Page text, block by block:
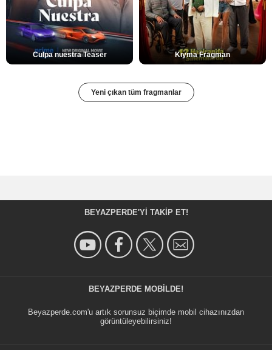
Culpa nuestra Teaser Kıyma Fragman
Yeni çıkan tüm fragmanlar
BEYAZPERDE'YI TAKIP ET!
BEYAZPERDE MOBILDE!
Beyazperde.com'u artık sorunsuz biçimde mobil cihazınızdan
görüntüleyebilirsiniz!